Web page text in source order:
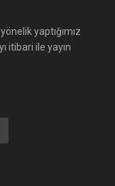
yaptığımız
itibari ile yayın